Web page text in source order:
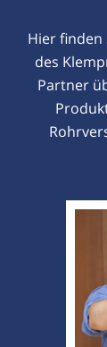
Hier finden
des
Partner